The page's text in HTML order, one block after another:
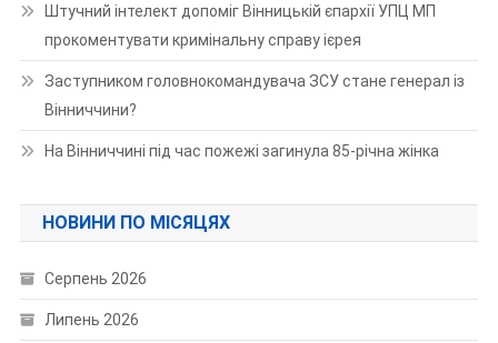
Штучний інтелект допоміг Вінницькій єпархії УПЦ МП
прокоментувати кримінальну справу ієрея
Заступником головнокомандувача ЗСУ стане генерал із
Вінниччини?
На Вінниччині під час пожежі загинула 85-річна жінка
НОВИНИ ПО МІСЯЦЯХ
Серпень 2026
Липень 2026